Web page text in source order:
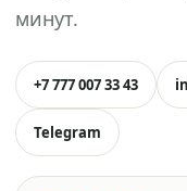
минут.
+7 777 007 33 43
Telegram